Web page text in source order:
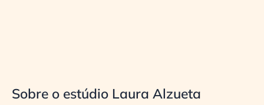
Sobre o estúdio Laura Alzueta